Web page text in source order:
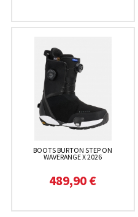
BOOTS BURTON STEP ON
WAVERANGE X 2026
489,90 €